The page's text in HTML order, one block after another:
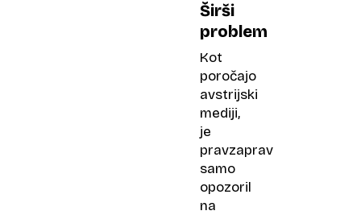
Širši
problem
Kot
poročajo
avstrijski
mediji,
je
pravzaprav
samo
opozoril
na